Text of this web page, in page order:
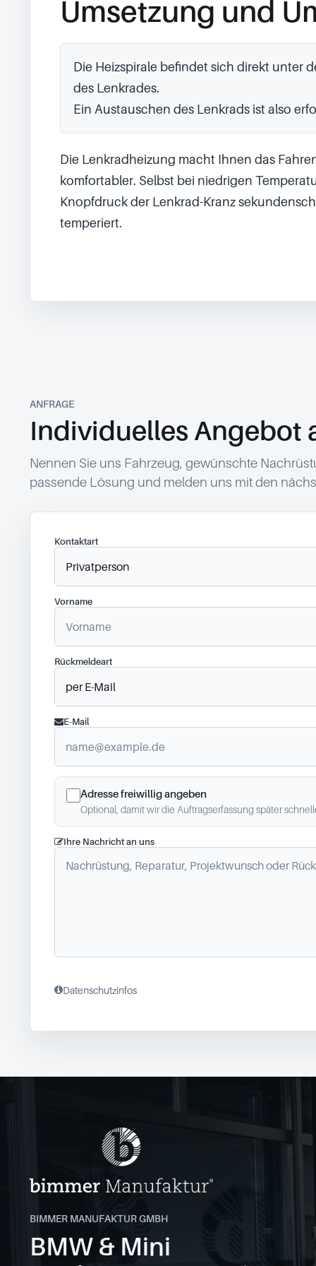
Umsetzung und
Die Heizspirale befindet sich direkt unter
des Lenkrades.
Ein Austauschen des Lenkrads ist also
Die Lenkradheizung macht Ihnen das
komfortabler. Selbst bei niedrigen
Knopfdruck der Lenkrad-Kranz
temperiert.
ANFRAGE
Individuelles Angebot
Nennen Sie uns Fahrzeug, gewünschte
passende Lösung und melden uns mit den
Kontaktart
Vorname
Rückmeldeart
E-Mail
Adresse freiwillig angeben
Optional, damit wir die Auftragserfassung später
Ihre Nachricht an uns
Datenschutzinfos
BIMMER MANUFAKTUR GMBH
BMW & Mini